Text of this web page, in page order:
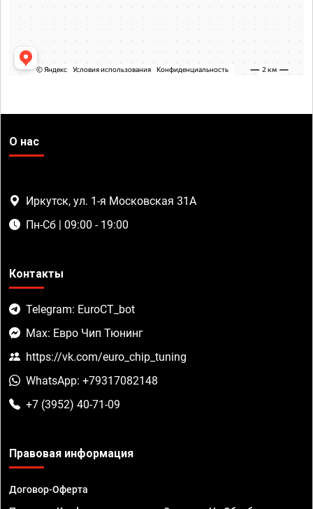
О нас
Иркутск, ул. 1-я Московская 31А
Пн-Сб | 09:00 - 19:00
Контакты
Telegram: EuroCT_bot
Max: Евро Чип Тюнинг
https://vk.com/euro_chip_tuning
WhatsApp: +79317082148
+7 (3952) 40-71-09
Правовая информация
Договор-Оферта